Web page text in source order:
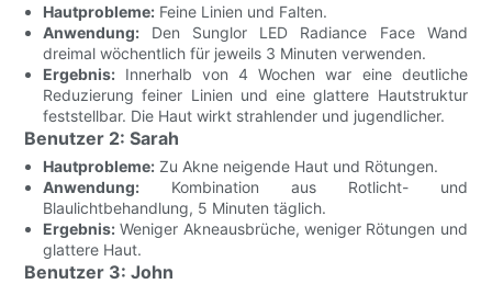
Hautprobleme: Feine Linien und Falten.
Anwendung: Den Sunglor LED Radiance Face Wand
dreimal wöchentlich für jeweils 3 Minuten verwenden.
Ergebnis: Innerhalb von 4 Wochen war eine deutliche
Reduzierung feiner Linien und eine glattere Hautstruktur
feststellbar. Die Haut wirkt strahlender und jugendlicher.
Benutzer 2: Sarah
Hautprobleme: Zu Akne neigende Haut und Rötungen.
Anwendung: Kombination aus Rotlicht- und
Blaulichtbehandlung, 5 Minuten täglich.
Ergebnis: Weniger Akneausbrüche, weniger Rötungen und
glattere Haut.
Benutzer 3: John